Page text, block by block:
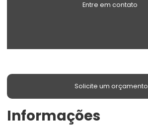
Entre em contato
Solicite um orçamento
Informações